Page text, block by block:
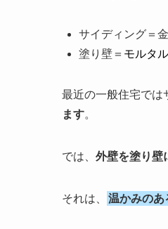
サイディング＝
塗り壁＝ モルタル
最近の一般住宅では
ます。
では、 外壁を塗り壁
それは、 温かみのあ